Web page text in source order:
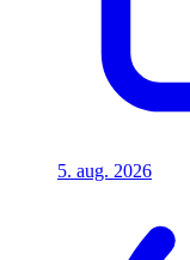
5. aug. 2026